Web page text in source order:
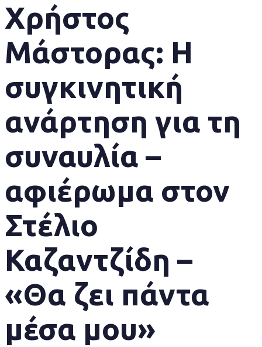
Χρήστος
Μάστορας: Η
συγκινητική
ανάρτηση για τη
συναυλία –
αφιέρωμα στον
Στέλιο
Καζαντζίδη –
«Θα ζει πάντα
μέσα μου»